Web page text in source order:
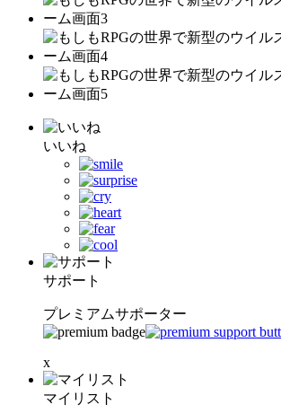
いいね
サポート
プレミアムサポーター
x
マイリスト